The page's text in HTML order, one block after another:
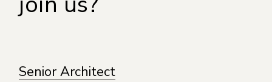
Senior Architect